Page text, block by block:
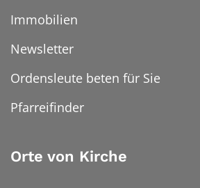
Immobilien
Newsletter
Ordensleute beten für Sie
Pfarreifinder
Orte von Kirche